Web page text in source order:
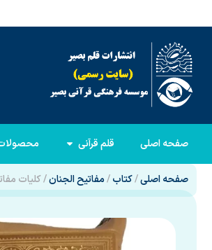
صفحه اصلی قلم قرآنی محصولات
صفحه اصلی/کتاب/مفاتیح الجنان/ کلیات